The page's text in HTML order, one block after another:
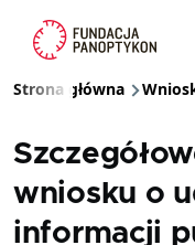
Ścieżka
Strona główna
wniosku o
informacji